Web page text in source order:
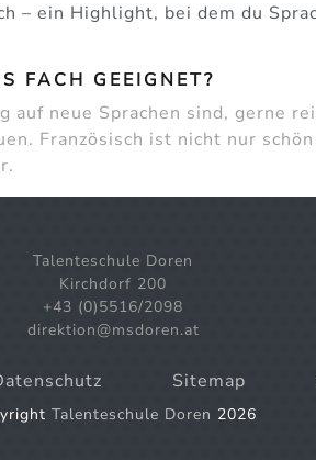
– ein Highlight, bei dem du
FACH GEEIGNET?
auf neue Sprachen sind, gerne
Französisch ist nicht nur
Talenteschule Doren
Kirchdorf 200
+43 (0)5516/2098
direktion@msdoren.at
Sitemap
Talenteschule Doren 2026